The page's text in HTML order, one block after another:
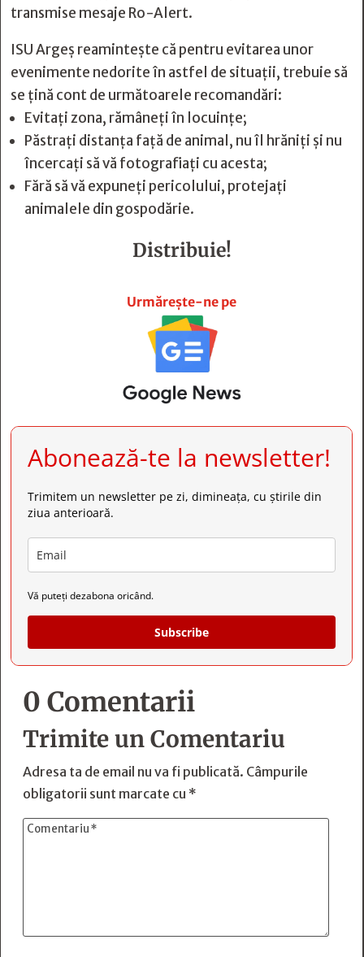
transmise mesaje Ro-Alert.
ISU Argeș reamintește că pentru evitarea unor
evenimente nedorite în astfel de situații, trebuie să
se țină cont de următoarele recomandări:
Evitați zona, rămâneți în locuințe;
Păstrați distanța față de animal, nu îl hrăniți și nu
încercați să vă fotografiați cu acesta;
Fără să vă expuneți pericolului, protejați
animalele din gospodărie.
Distribuie!
Urmărește-ne pe
Abonează-te la newsletter!
Trimitem un newsletter pe zi, dimineața, cu știrile din
ziua anterioară.
Vă puteți dezabona oricând.
Subscribe
0 Comentarii
Trimite un Comentariu
Adresa ta de email nu va fi publicată. Câmpurile
obligatorii sunt marcate cu *